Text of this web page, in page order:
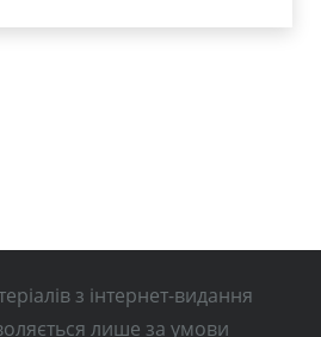
з інтернет-видання
лише за умови